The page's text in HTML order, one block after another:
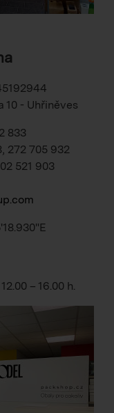
10 - Uhřiněves
833
272 705 932
521 903
12.00 – 16.00 h